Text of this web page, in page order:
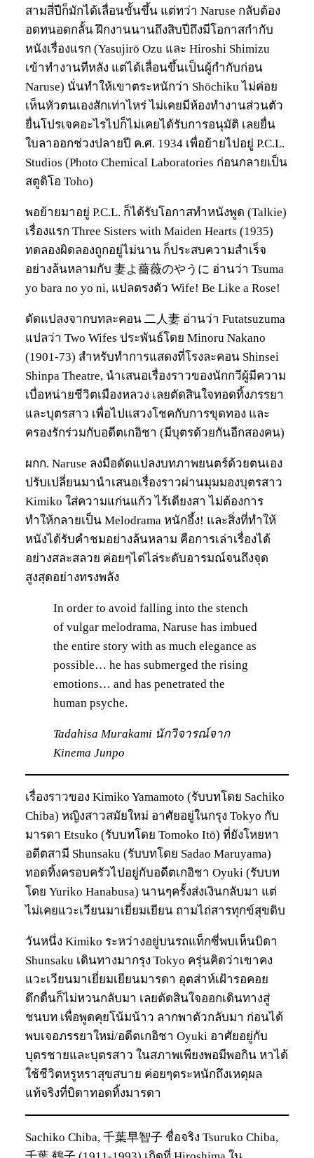
สามสี่ปีก็มักได้เลื่อนขั้นขึ้น แต่ทว่า Naruse กลับต้อง
อดทนอดกลั้น ฝึกงานนานถึงสิบปีถึงมีโอกาสกำกับ
หนังเรื่องแรก (Yasujirō Ozu และ Hiroshi Shimizu
เข้าทำงานทีหลัง แต่ได้เลื่อนขึ้นเป็นผู้กำกับก่อน
Naruse) นั่นทำให้เขาตระหนักว่า Shōchiku ไม่ค่อย
เห็นหัวตนเองสักเท่าไหร่ ไม่เคยมีห้องทำงานส่วนตัว
ยื่นโปรเจคอะไรไปก็ไม่เคยได้รับการอนุมัติ เลยยื่น
ใบลาออกช่วงปลายปี ค.ศ. 1934 เพื่อย้ายไปอยู่ P.C.L.
Studios (Photo Chemical Laboratories ก่อนกลายเป็น
สตูดิโอ Toho)
พอย้ายมาอยู่ P.C.L. ก็ได้รับโอกาสทำหนังพูด (Talkie)
เรื่องแรก Three Sisters with Maiden Hearts (1935)
ทดลองผิดลองถูกอยู่ไม่นาน ก็ประสบความสำเร็จ
อย่างล้นหลามกับ 妻よ薔薇のやうに อ่านว่า Tsuma
yo bara no yo ni, แปลตรงตัว Wife! Be Like a Rose!
ดัดแปลงจากบทละคอน 二人妻 อ่านว่า Futatsuzuma
แปลว่า Two Wifes ประพันธ์โดย Minoru Nakano
(1901-73) สำหรับทำการแสดงที่โรงละคอน Shinsei
Shinpa Theatre, นำเสนอเรื่องราวของนักกวีผู้มีความ
เบื่อหน่ายชีวิตเมืองหลวง เลยตัดสินใจทอดทิ้งภรรยา
และบุตรสาว เพื่อไปแสวงโชคกับการขุดทอง และ
ครองรักร่วมกับอดีตเกอิชา (มีบุตรด้วยกันอีกสองคน)
ผกก. Naruse ลงมือดัดแปลงบทภาพยนตร์ด้วยตนเอง
ปรับเปลี่ยนมานำเสนอเรื่องราวผ่านมุมมองบุตรสาว
Kimiko ใส่ความแก่นแก้ว ไร้เดียงสา ไม่ต้องการ
ทำให้กลายเป็น Melodrama หนักอึ้ง! และสิ่งที่ทำให้
หนังได้รับคำชมอย่างล้นหลาม คือการเล่าเรื่องได้
อย่างสละสลวย ค่อยๆไต่ไล่ระดับอารมณ์จนถึงจุด
สูงสุดอย่างทรงพลัง
In order to avoid falling into the stench
of vulgar melodrama, Naruse has imbued
the entire story with as much elegance as
possible… he has submerged the rising
emotions… and has penetrated the
human psyche.
Tadahisa Murakami นักวิจารณ์จาก
Kinema Junpo
เรื่องราวของ Kimiko Yamamoto (รับบทโดย Sachiko
Chiba) หญิงสาวสมัยใหม่ อาศัยอยู่ในกรุง Tokyo กับ
มารดา Etsuko (รับบทโดย Tomoko Itō) ที่ยังโหยหา
อดีตสามี Shunsaku (รับบทโดย Sadao Maruyama)
ทอดทิ้งครอบครัวไปอยู่กับอดีตเกอิชา Oyuki (รับบท
โดย Yuriko Hanabusa) นานๆครั้งส่งเงินกลับมา แต่
ไม่เคยแวะเวียนมาเยี่ยมเยียน ถามไถ่สารทุกข์สุขดิบ
วันหนึ่ง Kimiko ระหว่างอยู่บนรถแท็กซี่พบเห็นบิดา
Shunsaku เดินทางมากรุง Tokyo ครุ่นคิดว่าเขาคง
แวะเวียนมาเยี่ยมเยียนมารดา อุตส่าห์เฝ้ารอคอย
ดึกดื่นก็ไม่หวนกลับมา เลยตัดสินใจออกเดินทางสู่
ชนบท เพื่อพูดคุยโน้มน้าว ลากพาตัวกลับมา ก่อนได้
พบเจอภรรยาใหม่/อดีตเกอิชา Oyuki อาศัยอยู่กับ
บุตรชายและบุตรสาว ในสภาพเพียงพอมีพอกิน หาได้
ใช้ชีวิตหรูหราสุขสบาย ค่อยๆตระหนักถึงเหตุผล
แท้จริงที่บิดาทอดทิ้งมารดา
Sachiko Chiba, 千葉早智子 ชื่อจริง Tsuruko Chiba,